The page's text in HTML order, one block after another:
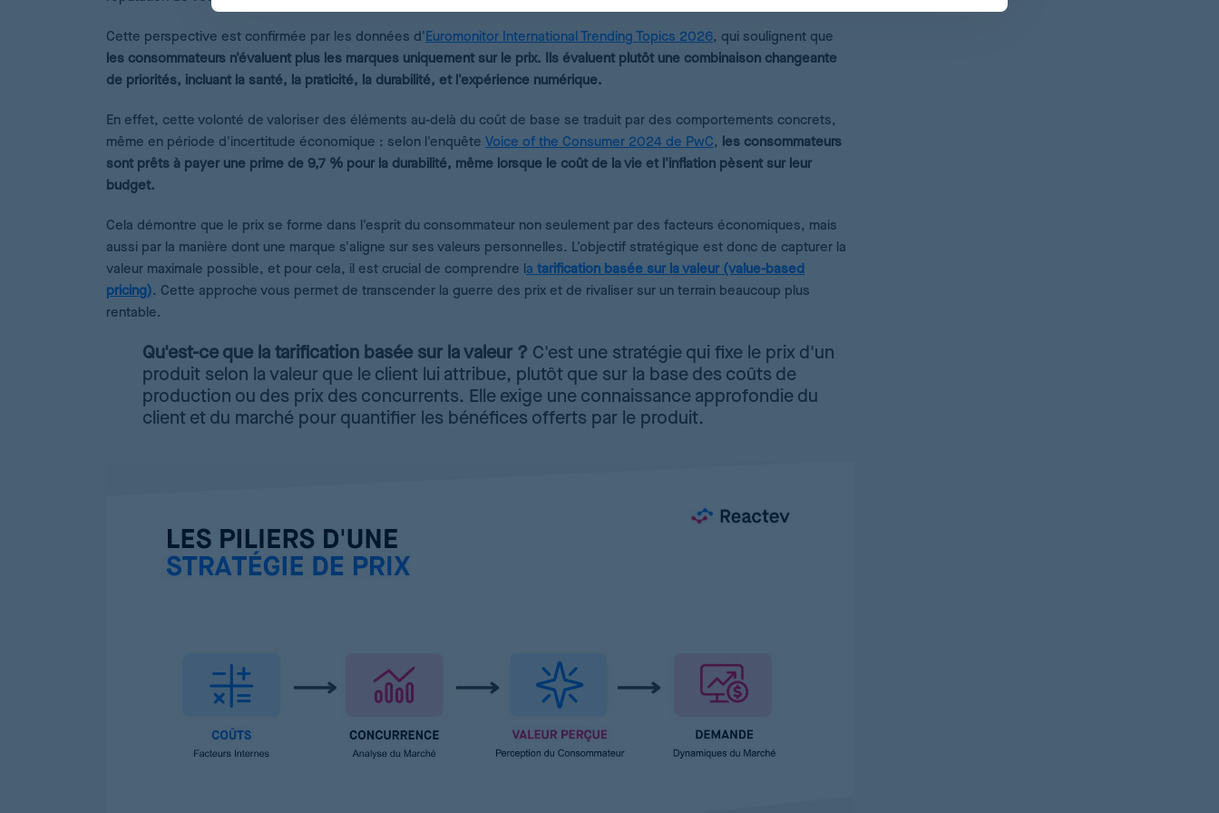
Cette perspective est confirmée par les données d' Euromonitor International Trending Topics 2026, qui soulignent que
les consommateurs n'évaluent plus les marques uniquement sur le prix. Ils évaluent plutôt une combinaison changeante
de priorités, incluant la santé, la praticité, la durabilité, et l'expérience numérique.
En effet, cette volonté de valoriser des éléments au-delà du coût de base se traduit par des comportements concrets,
même en période d'incertitude économique : selon l'enquête Voice of the Consumer 2024 de PwC, les consommateurs
sont prêts à payer une prime de 9,7 % pour la durabilité, même lorsque le coût de la vie et l'inflation pèsent sur leur
budget.
Cela démontre que le prix se forme dans l'esprit du consommateur non seulement par des facteurs économiques, mais
aussi par la manière dont une marque s'aligne sur ses valeurs personnelles. L'objectif stratégique est donc de capturer la
valeur maximale possible, et pour cela, il est crucial de comprendre l a tarification basée sur la valeur (value-based
pricing). Cette approche vous permet de transcender la guerre des prix et de rivaliser sur un terrain beaucoup plus
rentable.
Qu'est-ce que la tarification basée sur la valeur ? C'est une stratégie qui fixe le prix d'un
produit selon la valeur que le client lui attribue, plutôt que sur la base des coûts de
production ou des prix des concurrents. Elle exige une connaissance approfondie du
client et du marché pour quantifier les bénéfices offerts par le produit.